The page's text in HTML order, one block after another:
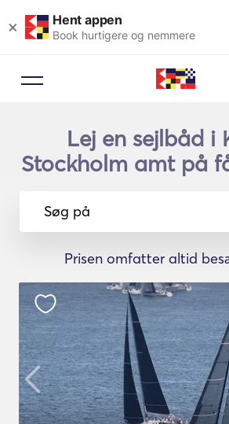
× Hent appen
Book hurtigere og nemmere
Lej en sejlbåd i
Stockholm amt på
Søg på
Prisen omfatter altid